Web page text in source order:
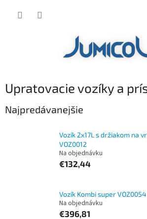
Upratovacie vozíky a
Najpredávanejšie
Vozík 2x17L s držiakom na
VOZ0012
Na objednávku
€132,44
Vozík Kombi super VOZ0054
Na objednávku
€396,81